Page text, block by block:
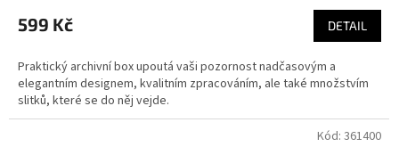
produktu
je
z
5
hvězdiček.
599 Kč DETAIL
Praktický archivní box upoutá vaši pozornost nadčasovým a
elegantním designem, kvalitním zpracováním, ale také množstvím
slitků, které se do něj vejde.
Kód: 361400